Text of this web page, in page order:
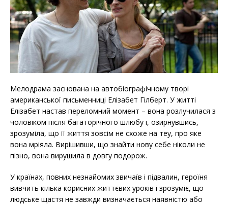
Мелодрама заснована на автобіографічному творі
американської письменниці Елізабет Гілберт. У житті
Елізабет настав переломний момент – вона розлучилася з
чоловіком після багаторічного шлюбу і, озирнувшись,
зрозуміла, що її життя зовсім не схоже на теу, про яке
вона мріяла. Вирішивши, що знайти нову себе ніколи не
пізно, вона вирушила в довгу подорож.
У країнах, повних незнайомих звичаїв і підвалин, героїня
вивчить кілька корисних життєвих уроків і зрозуміє, що
людське щастя не завжди визначається наявністю або